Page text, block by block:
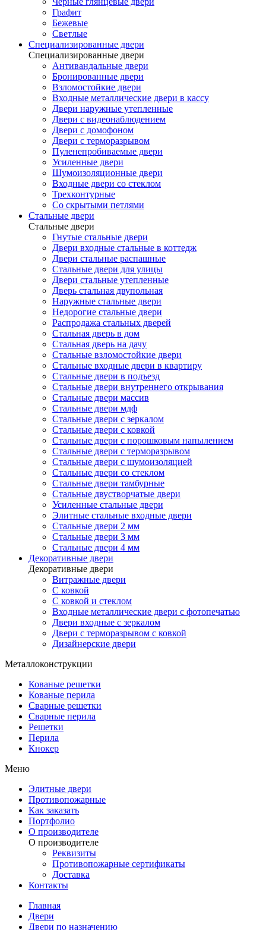
Графит
Бежевые
Светлые
Специализированные двери
Специализированные двери
Антивандальные двери
Бронированные двери
Взломостойкие двери
Входные металлические двери в кассу
Двери наружные утепленные
Двери с видеонаблюдением
Двери с домофоном
Двери с терморазрывом
Пуленепробиваемые двери
Усиленные двери
Шумоизоляционные двери
Входные двери со стеклом
Трехконтурные
Со скрытыми петлями
Стальные двери
Стальные двери
Гнутые стальные двери
Двери входные стальные в коттедж
Двери стальные распашные
Стальные двери для улицы
Двери стальные утепленные
Дверь стальная двупольная
Наружные стальные двери
Недорогие стальные двери
Распродажа стальных дверей
Стальная дверь в дом
Стальная дверь на дачу
Стальные взломостойкие двери
Стальные входные двери в квартиру
Стальные двери в подъезд
Стальные двери внутреннего открывания
Стальные двери массив
Стальные двери мдф
Стальные двери с зеркалом
Стальные двери с ковкой
Стальные двери с порошковым напылением
Стальные двери с терморазрывом
Стальные двери с шумоизоляцией
Стальные двери со стеклом
Стальные двери тамбурные
Стальные двустворчатые двери
Усиленные стальные двери
Элитные стальные входные двери
Стальные двери 2 мм
Стальные двери 3 мм
Стальные двери 4 мм
Декоративные двери
Декоративные двери
Витражные двери
С ковкой
С ковкой и стеклом
Входные металлические двери с фотопечатью
Двери входные с зеркалом
Двери с терморазрывом с ковкой
Дизайнерские двери
Металлоконструкции
Кованые решетки
Кованые перила
Сварные решетки
Сварные перила
Решетки
Перила
Кнокер
Меню
Элитные двери
Противопожарные
Как заказать
Портфолио
О производителе
О производителе
Реквизиты
Противопожарные сертификаты
Доставка
Контакты
Главная
Двери
Двери по назначению